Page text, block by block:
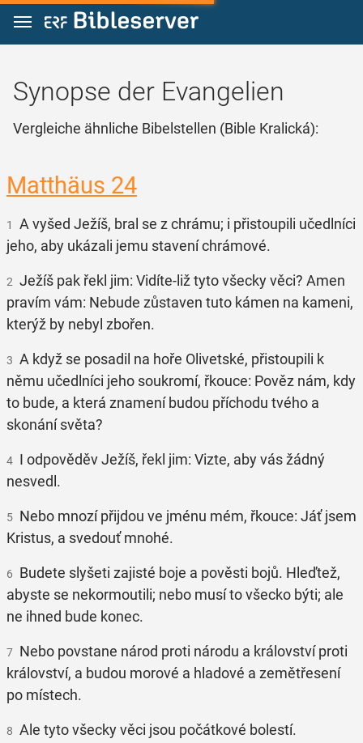
Zum Inhalt springen
Synopse der Evangelien
Vergleiche ähnliche Bibelstellen (Bible Kralická):
Matthäus 24
1
A vyšed Ježíš, bral se z chrámu; i přistoupili učedlníci
jeho, aby ukázali jemu stavení chrámové.
2 Ježíš pak řekl jim: Vidíte-liž tyto všecky věci? Amen
pravím vám: Nebude zůstaven tuto kámen na kameni,
kterýž by nebyl zbořen.
3 A když se posadil na hoře Olivetské, přistoupili k
němu učedlníci jeho soukromí, řkouce: Pověz nám, kdy
to bude, a která znamení budou příchodu tvého a
skonání světa?
4 I odpověděv Ježíš, řekl jim: Vizte, aby vás žádný
nesvedl.
5 Nebo mnozí přijdou ve jménu mém, řkouce: Jáť jsem
Kristus, a svedouť mnohé.
6 Budete slyšeti zajisté boje a pověsti bojů. Hleďtež,
abyste se nekormoutili; nebo musí to všecko býti; ale
ne ihned bude konec.
7 Nebo povstane národ proti národu a království proti
království, a budou morové a hladové a zemětřesení
po místech.
8 Ale tyto všecky věci jsou počátkové bolestí.